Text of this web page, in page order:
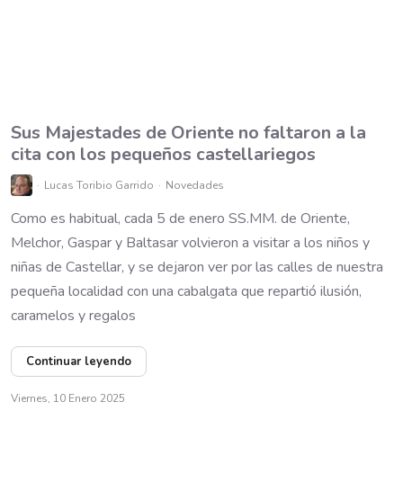
Sus Majestades de Oriente no faltaron a la
cita con los pequeños castellariegos
Lucas Toribio Garrido Novedades
Como es habitual, cada 5 de enero SS.MM. de Oriente,
Melchor, Gaspar y Baltasar volvieron a visitar a los niños y
niñas de Castellar, y se dejaron ver por las calles de nuestra
pequeña localidad con una cabalgata que repartió ilusión,
caramelos y regalos
Continuar leyendo
Viernes, 10 Enero 2025